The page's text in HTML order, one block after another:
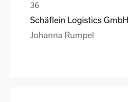
Schäflein Logistics GmbH
Johanna Rumpel